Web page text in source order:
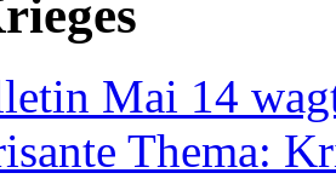
Mai 14
Thema: